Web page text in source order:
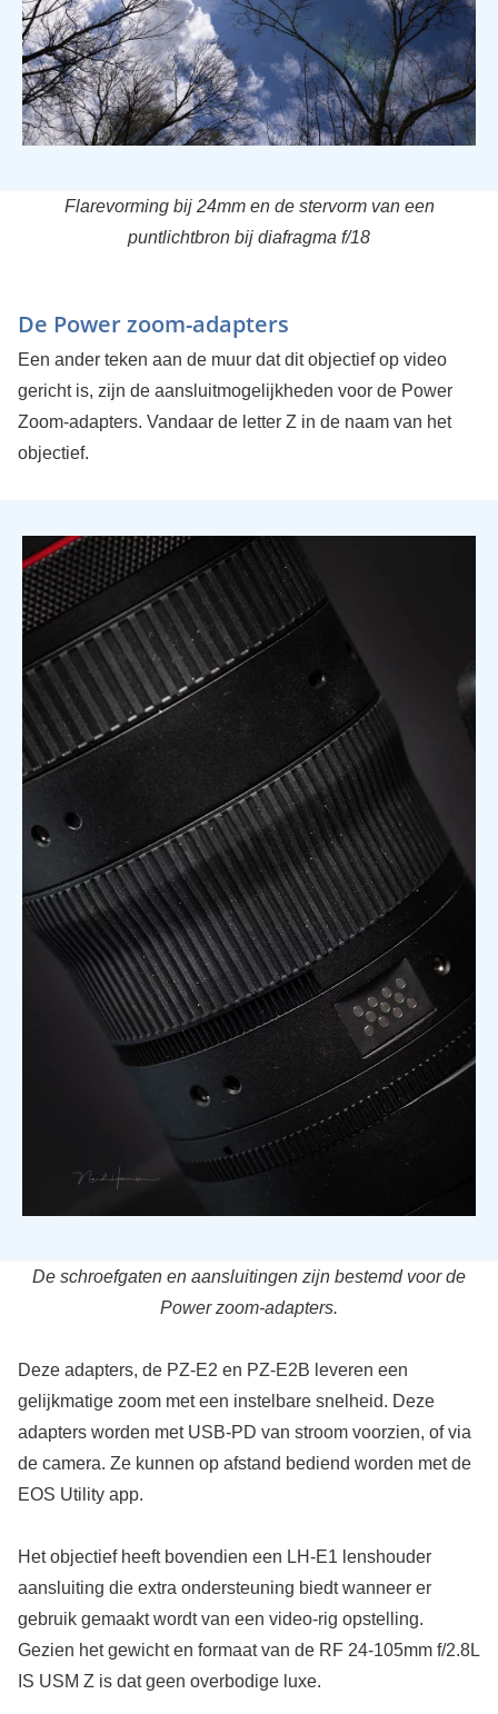
Flarevorming bij 24mm en de stervorm van een
puntlichtbron bij diafragma f/18
De Power zoom-adapters
Een ander teken aan de muur dat dit objectief op video
gericht is, zijn de aansluitmogelijkheden voor de Power
Zoom-adapters. Vandaar de letter Z in de naam van het
objectief.
De schroefgaten en aansluitingen zijn bestemd voor de
Power zoom-adapters.
Deze adapters, de PZ-E2 en PZ-E2B leveren een
gelijkmatige zoom met een instelbare snelheid. Deze
adapters worden met USB-PD van stroom voorzien, of via
de camera. Ze kunnen op afstand bediend worden met de
EOS Utility app.
Het objectief heeft bovendien een LH-E1 lenshouder
aansluiting die extra ondersteuning biedt wanneer er
gebruik gemaakt wordt van een video-rig opstelling.
Gezien het gewicht en formaat van de RF 24-105mm f/2.8L
IS USM Z is dat geen overbodige luxe.